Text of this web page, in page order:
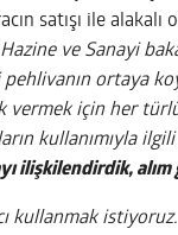
satışı ile alakalı
Hazine ve Sanayi
ortaya
için her türlü
kullanımıyla ilgili
ilişkilendirdik,
kullanmak